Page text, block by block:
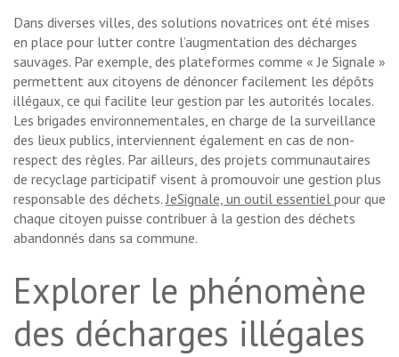
Dans diverses villes, des solutions novatrices ont été mises
en place pour lutter contre l’augmentation des décharges
sauvages. Par exemple, des plateformes comme « Je Signale »
permettent aux citoyens de dénoncer facilement les dépôts
illégaux, ce qui facilite leur gestion par les autorités locales.
Les brigades environnementales, en charge de la surveillance
des lieux publics, interviennent également en cas de non-
respect des règles. Par ailleurs, des projets communautaires
de recyclage participatif visent à promouvoir une gestion plus
responsable des déchets. JeSignale, un outil essentiel pour que
chaque citoyen puisse contribuer à la gestion des déchets
abandonnés dans sa commune.
Explorer le phénomène
des décharges illégales